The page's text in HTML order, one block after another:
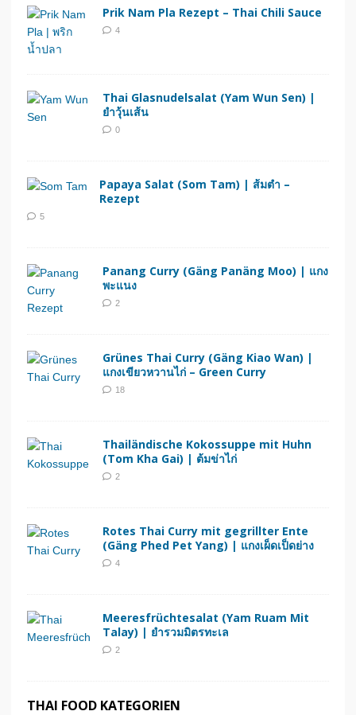
Prik Nam Pla Rezept – Thai Chili Sauce
4
Thai Glasnudelsalat (Yam Wun Sen) |
ยำวุ้นเส้น
0
Papaya Salat (Som Tam) | ส้มตำ –
Rezept
5
Panang Curry (Gäng Panäng Moo) | แกง
พะแนง
2
Grünes Thai Curry (Gäng Kiao Wan) |
แกงเขียวหวานไก่ – Green Curry
18
Thailändische Kokossuppe mit Huhn
(Tom Kha Gai) | ต้มข่าไก่
2
Rotes Thai Curry mit gegrillter Ente
(Gäng Phed Pet Yang) | แกงเผ็ดเป็ดย่าง
4
Meeresfrüchtesalat (Yam Ruam Mit
Talay) | ยำรวมมิตรทะเล
2
THAI FOOD KATEGORIEN